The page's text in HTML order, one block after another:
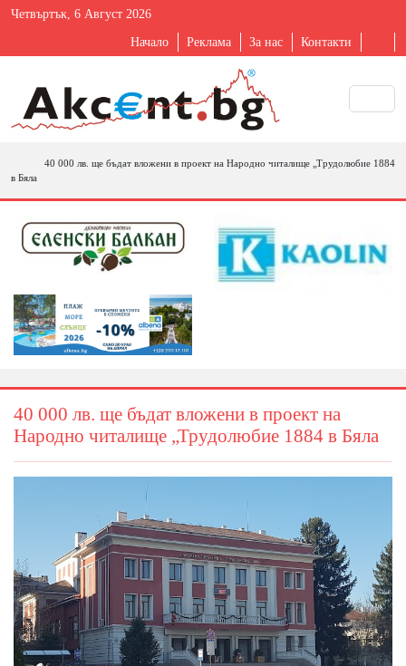
Четвъртък, 6 Август 2026
Начало Реклама За нас Контакти
40 000 лв. ще бъдат вложени в проект на Народно читалище „Трудолюбие 1884
в Бяла
40 000 лв. ще бъдат вложени в проект на
Народно читалище „Трудолюбие 1884 в Бяла